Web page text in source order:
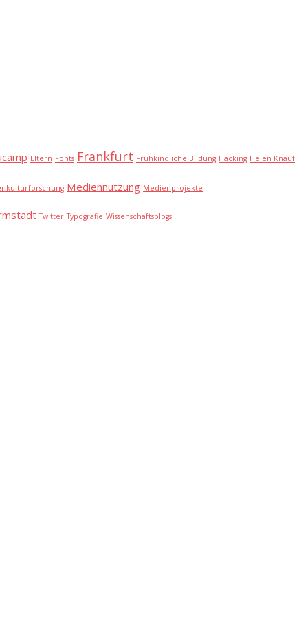
Eltern Fonts Frankfurt Frühkindliche Bildung Hacking Helen Knauf
Mediennutzung Medienprojekte
Twitter Typografie Wissenschaftsblogs